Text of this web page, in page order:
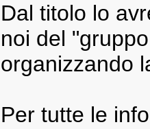
Dal titolo lo
noi del
organizzando
Per tutte le